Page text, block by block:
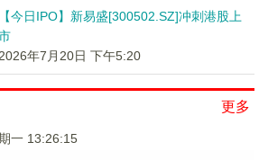
【今日IPO】新易盛[300502.SZ]冲刺港股上
2026年7月20日 下午5:20
更多
一 13:26:15